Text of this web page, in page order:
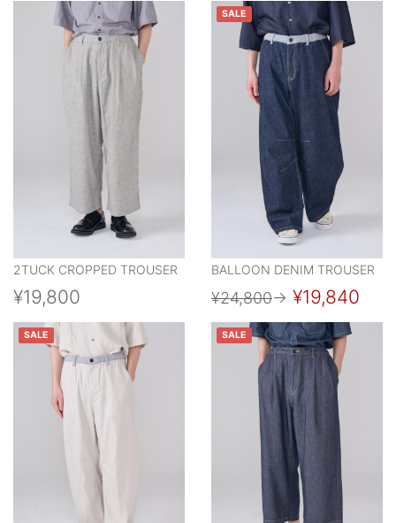
2TUCK CROPPED TROUSER
¥19,800
SALE
BALLOON DENIM TROUSER
¥24,800→ ¥19,840
SALE SALE